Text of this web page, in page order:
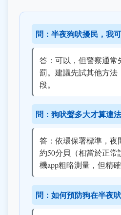
問：半夜狗吠擾民，我
答：可以，但警察通常
罰。建議先試其他方法
段。
問：狗吠聲多大才算違
答：依環保署標準，夜
約50分貝（相當於正
機app粗略測量，但精確
問：如何預防狗在半夜